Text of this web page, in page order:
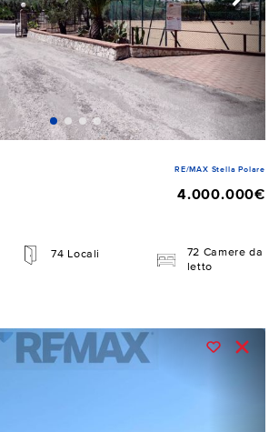
RE/MAX Stella Polare
4.000.000€
74 Locali
72 Camere da
letto